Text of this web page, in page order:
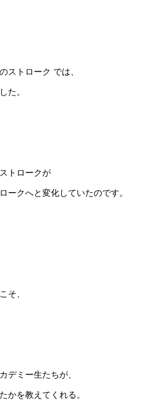
ストローク では、
た。
トロークが
ークへと変化していたのです。
そ、
デミー生たちが、
かを教えてくれる。